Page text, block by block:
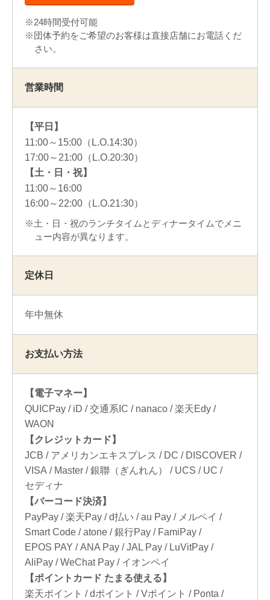
24時間受付可能
団体予約をご希望のお客様は直接店舗にお電話くだ
さい。
営業時間
【平日】
11:00～15:00（L.O.14:30）
17:00～21:00（L.O.20:30）
【土・日・祝】
11:00～16:00
16:00～22:00（L.O.21:30）
土・日・祝のランチタイムとディナータイムでメニ
ュー内容が異なります。
定休日
年中無休
お支払い方法
【電子マネー】
QUICPay
iD 交通系IC nanaco
楽天Edy
WAON
【クレジットカード】
JCB
アメリカンエキスプレス DC
DISCOVER
VISA
Master 銀聯（ぎんれん） UCS
UC
セディナ
【バーコード決済】
PayPay
楽天Pay d払い au Pay
メルペイ
Smart Code
atone 銀行Pay
FamiPay
EPOS PAY
ANA Pay JAL Pay
LuVitPay
AliPay
WeChat Pay
イオンペイ
【ポイントカード たまる使える】
楽天ポイント
dポイント Vポイント
Ponta